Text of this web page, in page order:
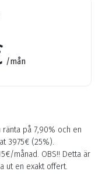
/mån
på 7,90% och en
3975€ (25%).
månad. OBS!! Detta är
ut en exakt offert.